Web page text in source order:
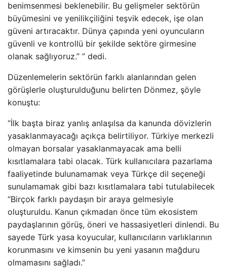
benimsenmesi beklenebilir. Bu gelişmeler sektörün
büyümesini ve yenilikçiliğini teşvik edecek, işe olan
güveni artıracaktır. Dünya çapında yeni oyuncuların
güvenli ve kontrollü bir şekilde sektöre girmesine
olanak sağlıyoruz.” ” dedi.
Düzenlemelerin sektörün farklı alanlarından gelen
görüşlerle oluşturulduğunu belirten Dönmez, şöyle
konuştu:
“İlk başta biraz yanlış anlaşılsa da kanunda dövizlerin
yasaklanmayacağı açıkça belirtiliyor. Türkiye merkezli
olmayan borsalar yasaklanmayacak ama belli
kısıtlamalara tabi olacak. Türk kullanıcılara pazarlama
faaliyetinde bulunamamak veya Türkçe dil seçeneği
sunulamamak gibi bazı kısıtlamalara tabi tutulabilecek
“Birçok farklı paydaşın bir araya gelmesiyle
oluşturuldu. Kanun çıkmadan önce tüm ekosistem
paydaşlarının görüş, öneri ve hassasiyetleri dinlendi. Bu
sayede Türk yasa koyucular, kullanıcıların varlıklarının
korunmasını ve kimsenin bu yeni yasanın mağduru
olmamasını sağladı.”